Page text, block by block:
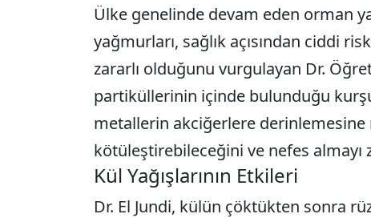
Ülke genelinde devam eden orman
yağmurları, sağlık açısından ciddi
zararlı olduğunu vurgulayan Dr.
partiküllerinin içinde bulunduğu
metallerin akciğerlere derinlemesine
kötüleştirebileceğini ve nefes almayı
Kül Yağışlarının Etkileri
Dr. El Jundi, külün çöktükten sonra